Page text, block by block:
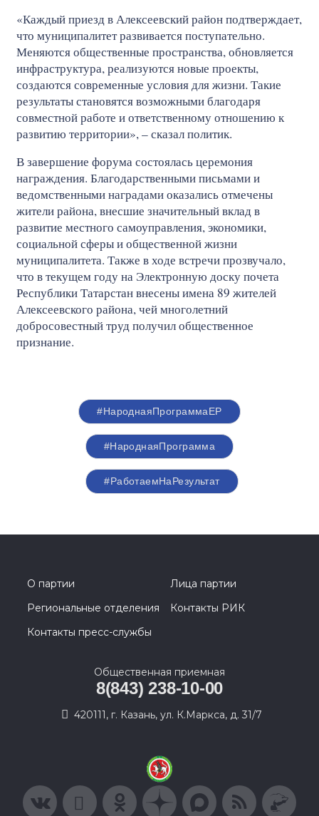
«Каждый приезд в Алексеевский район подтверждает,
что муниципалитет развивается поступательно.
Меняются общественные пространства, обновляется
инфраструктура, реализуются новые проекты,
создаются современные условия для жизни. Такие
результаты становятся возможными благодаря
совместной работе и ответственному отношению к
развитию территории», – сказал политик.
В завершение форума состоялась церемония
награждения. Благодарственными письмами и
ведомственными наградами оказались отмечены
жители района, внесшие значительный вклад в
развитие местного самоуправления, экономики,
социальной сферы и общественной жизни
муниципалитета. Также в ходе встречи прозвучало,
что в текущем году на Электронную доску почета
Республики Татарстан внесены имена 89 жителей
Алексеевского района, чей многолетний
добросовестный труд получил общественное
признание.
#НароднаяПрограммаЕР
#НароднаяПрограмма
#РаботаемНаРезультат
О партии
Лица партии
Региональные отделения
Контакты РИК
Контакты пресс-службы
Общественная приемная
8(843) 238-10-00
420111, г. Казань, ул. К.Маркса, д. 31/7